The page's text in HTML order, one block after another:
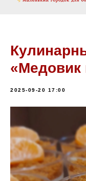
«Медовик
2025-09-20 17:00